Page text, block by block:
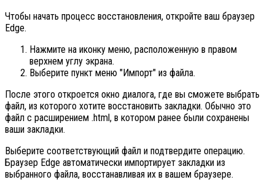
Чтобы начать процесс восстановления, откройте ваш браузер
Edge.
Нажмите на иконку меню, расположенную в правом
верхнем углу экрана.
Выберите пункт меню "Импорт" из файла.
После этого откроется окно диалога, где вы сможете выбрать
файл, из которого хотите восстановить закладки. Обычно это
файл с расширением .html, в котором ранее были сохранены
ваши закладки.
Выберите соответствующий файл и подтвердите операцию.
Браузер Edge автоматически импортирует закладки из
выбранного файла, восстанавливая их в вашем браузере.